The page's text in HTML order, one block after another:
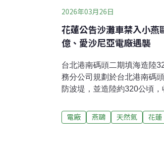
2026年03月26日
花蓮公告沙灘車禁入小
億、愛沙尼亞電廠遇襲
台北港南碼頭二期填海造陸
務分公司規劃於台北港南碼
防波堤，並造陸約320公頃
式通過環評大會審查，將採
導）宜蘭礁溪農田排水溝 發
電廠 燕鷗 天然氣 花蓮